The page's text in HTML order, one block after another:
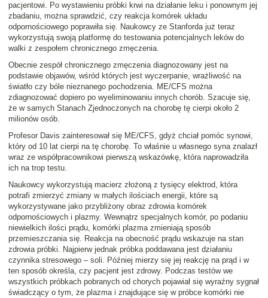
pacjentowi. Po wystawieniu próbki krwi na działanie leku i ponownym jej
zbadaniu, można sprawdzić, czy reakcja komórek układu
odpornościowego poprawiła się. Naukowcy ze Stanforda już teraz
wykorzystują swoją platformę do testowania potencjalnych leków do
walki z zespołem chronicznego zmęczenia.
Obecnie zespół chronicznego zmęczenia diagnozowany jest na
podstawie objawów, wśród których jest wyczerpanie, wrażliwość na
światło czy bóle nieznanego pochodzenia. ME/CFS można
zdiagnozować dopiero po wyeliminowaniu innych chorób. Szacuje się,
że w samych Stanach Zjednoczonych na chorobę tę cierpi około 2
milionów osób.
Profesor Davis zainteresował się ME/CFS, gdyż chciał pomóc synowi,
który od 10 lat cierpi na tę chorobę. To właśnie u własnego syna znalazł
wraz ze współpracownikowi pierwszą wskazówkę, która naprowadziła
ich na trop testu.
Naukowcy wykorzystują macierz złożoną z tysięcy elektrod, która
potrafi zmierzyć zmiany w małych ilościach energii, które są
wykorzystywane jako przybliżony obraz zdrowia komórek
odpornościowych i plazmy. Wewnątrz specjalnych komór, po podaniu
niewielkich ilości prądu, komórki plazma zmieniają sposób
przemieszczania się. Reakcja na obecność prądu wskazuje na stan
zdrowia próbki. Najpierw jednak próbka poddawana jest działaniu
czynnika stresowego – soli. Później mierzy się jej reakcję na prąd i w
ten sposób określa, czy pacjent jest zdrowy. Podczas testów we
wszystkich próbkach pobranych od chorych pojawiał się wyraźny sygnał
świadczący o tym, że plazma i znajdujące się w próbce komórki nie